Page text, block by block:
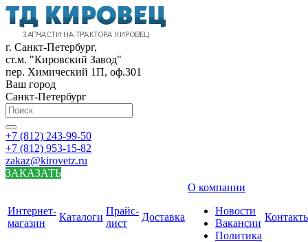
г. Санкт-Петербург,
ст.м. "Кировский Завод"
пер. Химический 1П, оф.301
Ваш город
Санкт-Петербург
+7 (812) 243-99-50
+7 (812) 953-15-82
zakaz@kirovetz.ru
ЗАКАЗАТЬ
Интернет-
магазин
Каталоги
Прайс-
лист
Доставка
О компании
Новости
Вакансии
Политика